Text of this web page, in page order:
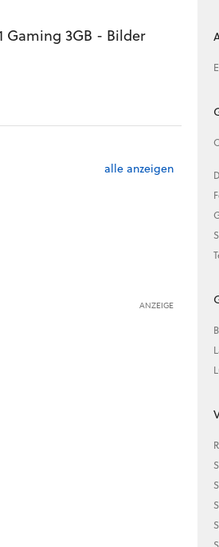
Gaming 3GB - Bilder
alle anzeigen
ANZEIGE